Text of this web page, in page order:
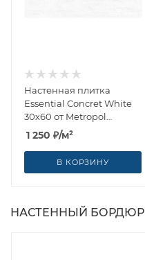
Настенная плитка
Essential Concret White
30x60 от Metropol
(Испания)
1 250 ₽/м²
В КОРЗИНУ
НАСТЕННЫЙ БОРДЮР